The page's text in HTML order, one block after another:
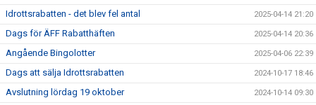
Idrottsrabatten - det blev fel antal 2025-04-14 21:20
Dags för ÄFF Rabatthäften 2025-04-14 20:36
Angående Bingolotter 2025-04-06 22:39
Dags att sälja Idrottsrabatten 2024-10-17 18:46
Avslutning lördag 19 oktober 2024-10-14 09:30